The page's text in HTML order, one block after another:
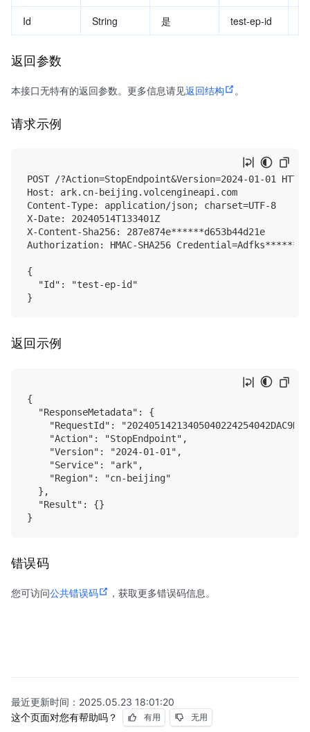
Id String 是 test-ep-id
返回参数
本接口无特有的返回参数。更多信息请见返回结构 。
请求示例
POST /?Action=StopEndpoint&Version=2024-01-01
Host: ark.cn-beijing.volcengineapi.com
Content-Type: application/json; charset=UTF-8
X-Date: 20240514T133401Z
X-Content-Sha256: 287e874e******d653b44d21e
Authorization: HMAC-SHA256
{
  "Id": "test-ep-id"
返回示例
{
  "ResponseMetadata": {
"RequestId":
    "Action": "StopEndpoint",
    "Version": "2024-01-01",
    "Service": "ark",
    "Region": "cn-beijing"
  },
  "Result": {}
错误码
您可访问公共错误码 ，获取更多错误码信息。
最近更新时间： 2025.05.23 18:01:20
这个页面对您有帮助吗？
有用 无用